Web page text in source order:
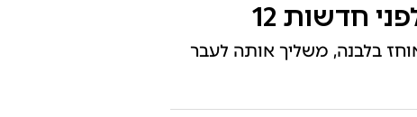
חדשות 12
בלבנה, משליך אותה לעבר